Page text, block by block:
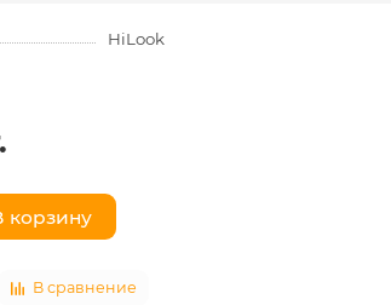
HiLook
корзину
В сравнение